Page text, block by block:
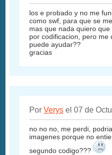
los e probado y no me
como swf, para que se
mas que nada quiero
por codificacion, pero me
puede ayudar??
gracias
PorVerys el 07 de
no no no, me perdi,
imagenes porque no
segundo codigo???